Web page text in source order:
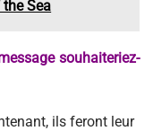
Sea
souhaiteriez-
ils feront leur